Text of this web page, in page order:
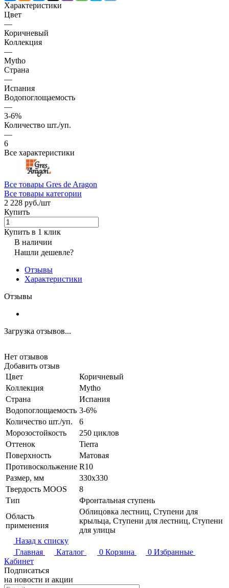
Характеристики
Цвет
—
Коричневый
Коллекция
—
Mytho
Страна
—
Испания
Водопоглощаемость
—
3-6%
Количество шт./уп.
—
6
Все характеристики
Все товары Gres de Aragon
Все товары категории
2 228 руб./шт
Купить
Купить в 1 клик
В наличии
Нашли дешевле?
Отзывы
Характеристики
Отзывы
Загрузка отзывов...
Нет отзывов
Добавить отзыв
Цвет
Коричневый
Коллекция
Mytho
Страна
Испания
Водопоглощаемость 3-6%
Количество шт./уп.
6
Морозостойкость
250 циклов
Оттенок
Tierra
Поверхность
Матовая
Противоскольжение R10
Размер, мм
330x330
Твердость MOOS
8
Тип
Фронтальная ступень
Область
применения
Облицовка лестниц, Ступени для
крыльца, Ступени для лестниц, Ступени
для улицы
Назад к списку
Главная
Каталог 0 Корзина 0 Избранные
Кабинет
Подписаться
на новости и акции